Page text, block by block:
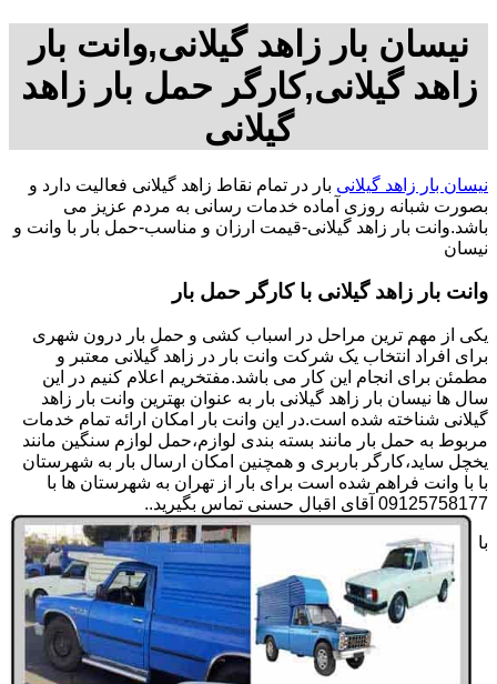
نیسان بار زاهد گیلانی,وانت بار
زاهد گیلانی,کارگر حمل بار زاهد
گیلانی
نیسان بار زاهد گیلانی بار در تمام نقاط زاهد گیلانی فعالیت دارد و
بصورت شبانه روزی آماده خدمات رسانی به مردم عزیز می
باشد.وانت بار زاهد گیلانی-قیمت ارزان و مناسب-حمل بار با وانت و
نیسان
وانت بار زاهد گیلانی با کارگر حمل بار
یکی از مهم ترین مراحل در اسباب کشی و حمل بار درون شهری
برای افراد انتخاب یک شرکت وانت بار در زاهد گیلانی معتبر و
مطمئن برای انجام این کار می باشد.مفتخریم اعلام کنیم در این
سال ها نیسان بار زاهد گیلانی بار به عنوان بهترین وانت بار زاهد
گیلانی شناخته شده است.در این وانت بار امکان ارائه تمام خدمات
مربوط به حمل بار مانند بسته بندی لوازم،حمل لوازم سنگین مانند
یخچل ساید،کارگر باربری و همچنین امکان ارسال بار به شهرستان
با با وانت فراهم شده است برای بار از تهران به شهرستان ها با
09125758177 آقای اقبال حسنی تماس بگیرید..
با